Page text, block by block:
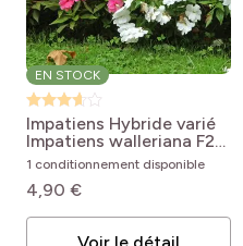
EN STOCK
Impatiens Hybride varié
Impatiens walleriana F2
Colour Cocktail
1 conditionnement disponible
4,90 €